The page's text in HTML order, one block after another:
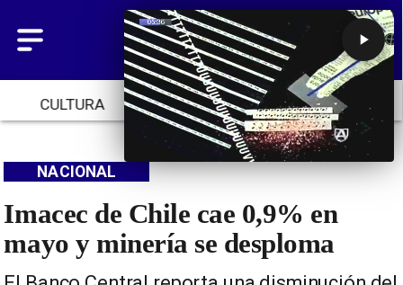
CULTURA TENDENCIAS INICIO
Imacec de Chile cae 0,9% en
mayo y minería se desploma
NACIONAL